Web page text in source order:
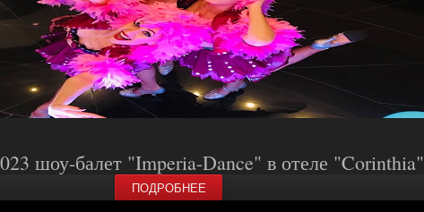
шоу-балет "Imperia-Dance" в отеле "Corinthia"
ПОДРОБНЕЕ